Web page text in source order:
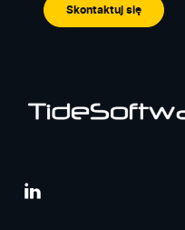
Skontaktuj się